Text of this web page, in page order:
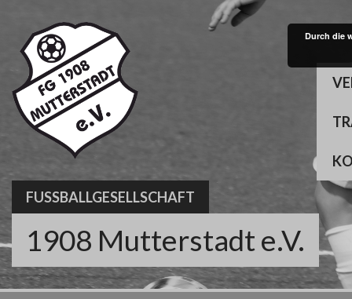
content
FUSSBALLGESELLSCHAFT
1908 Mutterstadt e.V.
Durch die